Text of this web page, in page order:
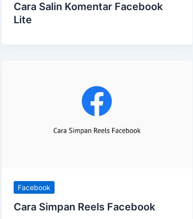
Cara Salin Komentar Facebook
Lite
Facebook
Cara Simpan Reels Facebook